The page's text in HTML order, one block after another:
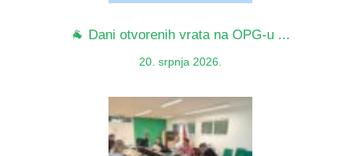
🐐 Dani otvorenih vrata na OPG-u ...
20. srpnja 2026.